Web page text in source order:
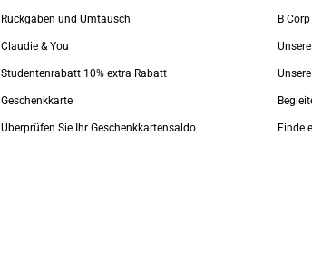
Rückgaben und Umtausch
Claudie & You
Studentenrabatt 10% extra Rabatt
Geschenkkarte
Überprüfen Sie Ihr Geschenkkartensaldo
B Corp
Finde